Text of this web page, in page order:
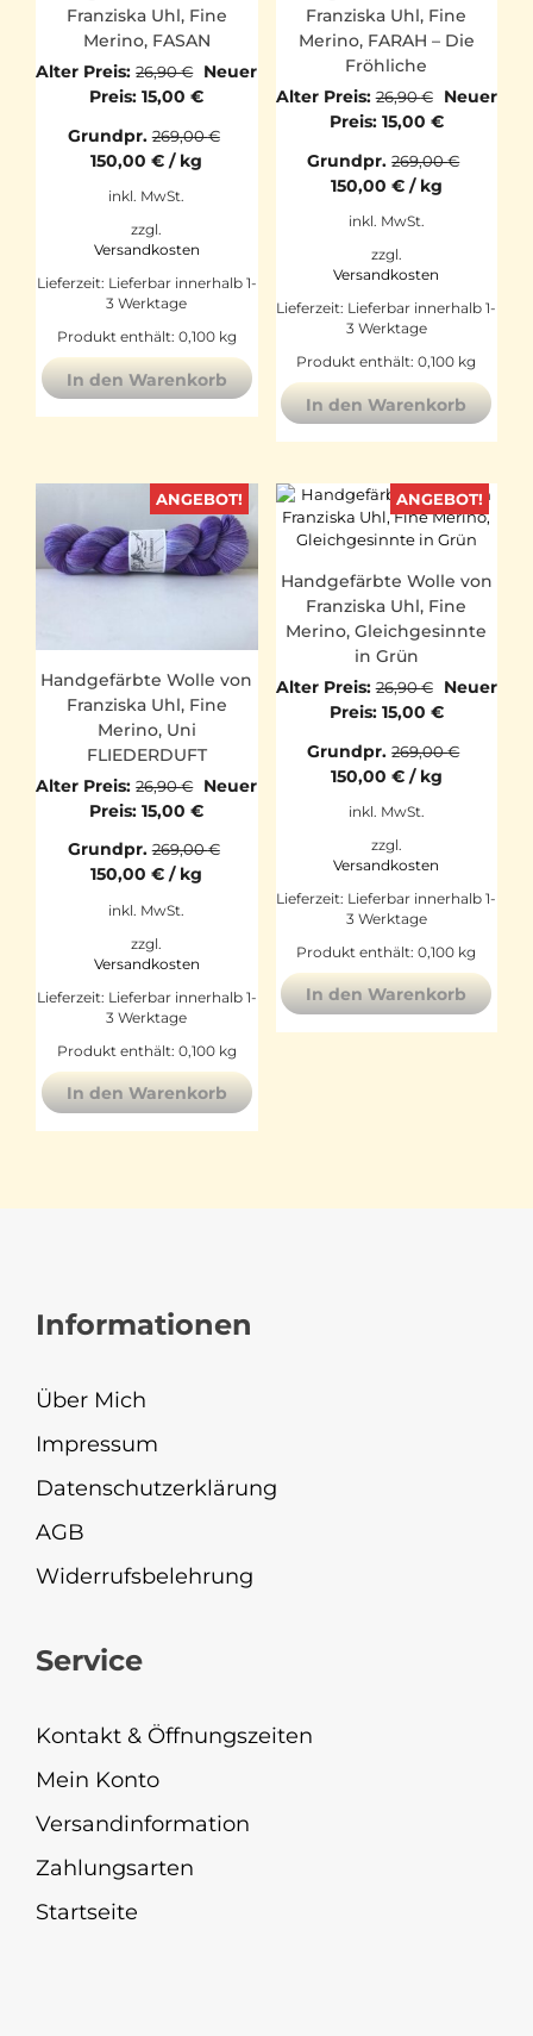
Franziska Uhl, Fine
Merino, FASAN
Alter Preis: 26,90€
Ursprünglicher
Preis
26,90 €
Neuer
Preis: 15,00€Aktueller
ist:
Grundpr.269,00€
150,00€ / kg
inkl. MwSt.
zzgl.
Versandkosten
Lieferzeit: Lieferbar innerhalb 1-
3 Werktage
Produkt enthält: 0,100 kg
In den Warenkorb
Franziska Uhl, Fine
Merino, FARAH – Die
Fröhliche
Alter Preis: 26,90€
Preis
26,90 €
Neuer
Preis: 15,00 €Aktueller
ist:
Grundpr.269,00€
150,00 €/ kg
inkl. MwSt.
zzgl.
Versandkosten
Lieferzeit: Lieferbar innerhalb 1-
3 Werktage
Produkt enthält: 0,100 kg
In den Warenkorb
ANGEBOT!
Handgefärbte Wolle von
Franziska Uhl, Fine
Merino, Uni
FLIEDERDUFT
Alter Preis: 26,90€
Ursprünglicher
Preis
26,90 €
Neuer
Preis: 15,00€Aktueller
ist:
Grundpr.269,00€
150,00€ / kg
inkl. MwSt.
zzgl.
Versandkosten
Lieferzeit: Lieferbar innerhalb 1-
3 Werktage
Produkt enthält: 0,100 kg
In den Warenkorb
ANGEBOT!
Handgefärbte Wolle von
Franziska Uhl, Fine
Merino, Gleichgesinnte
in Grün
Alter Preis: 26,90€
Preis
26,90 €
Neuer
Preis: 15,00 €Aktueller
ist:
Grundpr.269,00€
150,00 €/ kg
inkl. MwSt.
zzgl.
Versandkosten
Lieferzeit: Lieferbar innerhalb 1-
3 Werktage
Produkt enthält: 0,100 kg
In den Warenkorb
Informationen
Über Mich
Impressum
Datenschutzerklärung
AGB
Widerrufsbelehrung
Service
Kontakt & Öffnungszeiten
Mein Konto
Versandinformation
Zahlungsarten
Startseite